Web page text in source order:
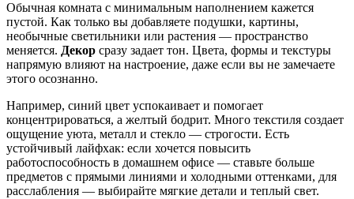
Обычная комната с минимальным наполнением кажется
пустой. Как только вы добавляете подушки, картины,
необычные светильники или растения — пространство
меняется. Декор сразу задает тон. Цвета, формы и текстуры
напрямую влияют на настроение, даже если вы не замечаете
этого осознанно.
Например, синий цвет успокаивает и помогает
концентрироваться, а желтый бодрит. Много текстиля создает
ощущение уюта, металл и стекло — строгости. Есть
устойчивый лайфхак: если хочется повысить
работоспособность в домашнем офисе — ставьте больше
предметов с прямыми линиями и холодными оттенками, для
расслабления — выбирайте мягкие детали и теплый свет.